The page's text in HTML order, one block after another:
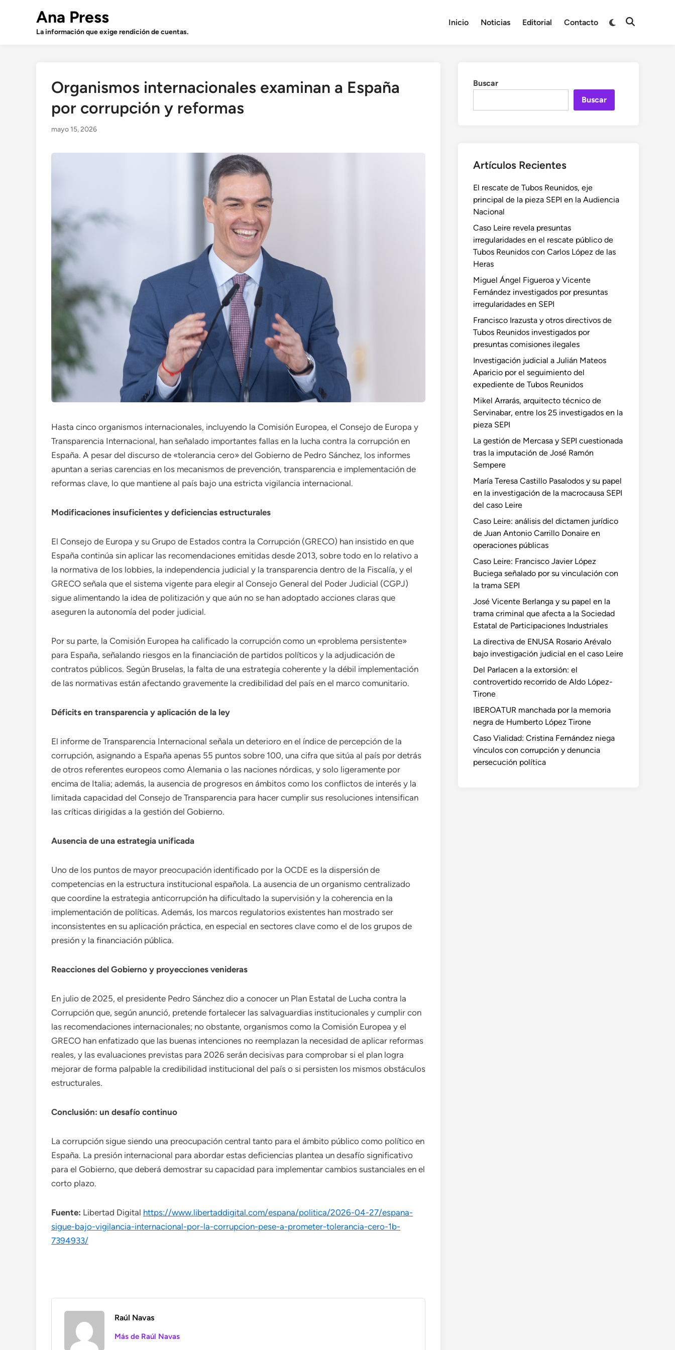
Ana Press
La información que exige rendición de cuentas.
Inicio Noticias Editorial Contacto
Cambiar
Abrir
Organismos internacionales examinan a España
por corrupción y reformas
mayo 15, 2026
Hasta cinco organismos internacionales, incluyendo la Comisión Europea, el Consejo de Europa y
Transparencia Internacional, han señalado importantes fallas en la lucha contra la corrupción en
España. A pesar del discurso de «tolerancia cero» del Gobierno de Pedro Sánchez, los informes
apuntan a serias carencias en los mecanismos de prevención, transparencia e implementación de
reformas clave, lo que mantiene al país bajo una estricta vigilancia internacional.
Modificaciones insuficientes y deficiencias estructurales
El Consejo de Europa y su Grupo de Estados contra la Corrupción (GRECO) han insistido en que
España continúa sin aplicar las recomendaciones emitidas desde 2013, sobre todo en lo relativo a
la normativa de los lobbies, la independencia judicial y la transparencia dentro de la Fiscalía, y el
GRECO señala que el sistema vigente para elegir al Consejo General del Poder Judicial (CGPJ)
sigue alimentando la idea de politización y que aún no se han adoptado acciones claras que
aseguren la autonomía del poder judicial.
Por su parte, la Comisión Europea ha calificado la corrupción como un «problema persistente»
para España, señalando riesgos en la financiación de partidos políticos y la adjudicación de
contratos públicos. Según Bruselas, la falta de una estrategia coherente y la débil implementación
de las normativas están afectando gravemente la credibilidad del país en el marco comunitario.
Déficits en transparencia y aplicación de la ley
El informe de Transparencia Internacional señala un deterioro en el índice de percepción de la
corrupción, asignando a España apenas 55 puntos sobre 100, una cifra que sitúa al país por detrás
de otros referentes europeos como Alemania o las naciones nórdicas, y solo ligeramente por
encima de Italia; además, la ausencia de progresos en ámbitos como los conflictos de interés y la
limitada capacidad del Consejo de Transparencia para hacer cumplir sus resoluciones intensifican
las críticas dirigidas a la gestión del Gobierno.
Ausencia de una estrategia unificada
Uno de los puntos de mayor preocupación identificado por la OCDE es la dispersión de
competencias en la estructura institucional española. La ausencia de un organismo centralizado
que coordine la estrategia anticorrupción ha dificultado la supervisión y la coherencia en la
implementación de políticas. Además, los marcos regulatorios existentes han mostrado ser
inconsistentes en su aplicación práctica, en especial en sectores clave como el de los grupos de
presión y la financiación pública.
Reacciones del Gobierno y proyecciones venideras
En julio de 2025, el presidente Pedro Sánchez dio a conocer un Plan Estatal de Lucha contra la
Corrupción que, según anunció, pretende fortalecer las salvaguardias institucionales y cumplir con
las recomendaciones internacionales; no obstante, organismos como la Comisión Europea y el
GRECO han enfatizado que las buenas intenciones no reemplazan la necesidad de aplicar reformas
reales, y las evaluaciones previstas para 2026 serán decisivas para comprobar si el plan logra
mejorar de forma palpable la credibilidad institucional del país o si persisten los mismos obstáculos
estructurales.
Conclusión: un desafío continuo
La corrupción sigue siendo una preocupación central tanto para el ámbito público como político en
España. La presión internacional para abordar estas deficiencias plantea un desafío significativo
para el Gobierno, que deberá demostrar su capacidad para implementar cambios sustanciales en el
corto plazo.
Fuente: Libertad Digital https://www.libertaddigital.com/espana/politica/2026-04-27/espana-
sigue-bajo-vigilancia-internacional-por-la-corrupcion-pese-a-prometer-tolerancia-cero-1b-
7394933/
Raúl Navas
Más de Raúl Navas
Buscar
Buscar
Artículos Recientes
El rescate de Tubos Reunidos, eje
principal de la pieza SEPI en la Audiencia
Nacional
Caso Leire revela presuntas
irregularidades en el rescate público de
Tubos Reunidos con Carlos López de las
Heras
Miguel Ángel Figueroa y Vicente
Fernández investigados por presuntas
irregularidades en SEPI
Francisco Irazusta y otros directivos de
Tubos Reunidos investigados por
presuntas comisiones ilegales
Investigación judicial a Julián Mateos
Aparicio por el seguimiento del
expediente de Tubos Reunidos
Mikel Arrarás, arquitecto técnico de
Servinabar, entre los 25 investigados en la
pieza SEPI
La gestión de Mercasa y SEPI cuestionada
tras la imputación de José Ramón
Sempere
María Teresa Castillo Pasalodos y su papel
en la investigación de la macrocausa SEPI
del caso Leire
Caso Leire: análisis del dictamen jurídico
de Juan Antonio Carrillo Donaire en
operaciones públicas
Caso Leire: Francisco Javier López
Buciega señalado por su vinculación con
la trama SEPI
José Vicente Berlanga y su papel en la
trama criminal que afecta a la Sociedad
Estatal de Participaciones Industriales
La directiva de ENUSA Rosario Arévalo
bajo investigación judicial en el caso Leire
Del Parlacen a la extorsión: el
controvertido recorrido de Aldo López-
Tirone
IBEROATUR manchada por la memoria
negra de Humberto López Tirone
Caso Vialidad: Cristina Fernández niega
vínculos con corrupción y denuncia
persecución política